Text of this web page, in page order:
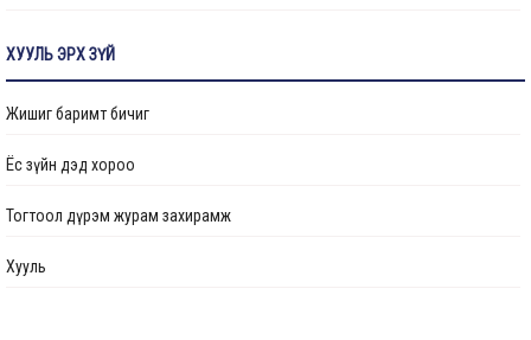
ХУУЛЬ ЭРХ ЗҮЙ
Жишиг баримт бичиг
Ёс зүйн дэд хороо
Тогтоол дүрэм журам захирамж
Хууль